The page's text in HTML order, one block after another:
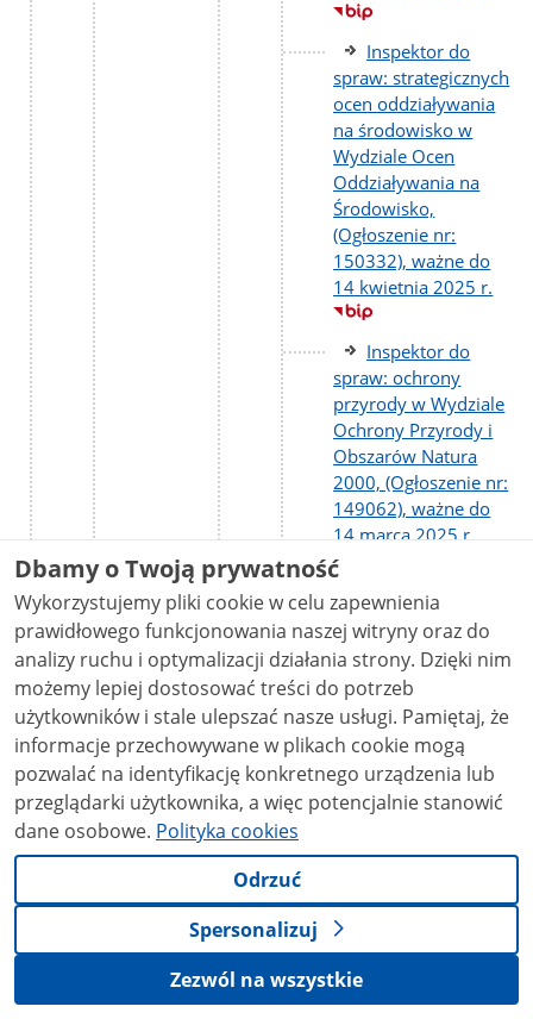
Inspektor do
spraw: strategicznych
ocen oddziaływania
na środowisko w
Wydziale Ocen
Oddziaływania na
Środowisko,
(Ogłoszenie nr:
150332), ważne do
14 kwietnia 2025 r.
Inspektor do
spraw: ochrony
przyrody w Wydziale
Ochrony Przyrody i
Obszarów Natura
2000, (Ogłoszenie nr:
149062), ważne do
14 marca 2025 r.
Główny
specjalista do spraw:
zarządzania
obszarami Natura
2000 w Wydziale
Ochrony Przyrody i
Obszarów Natura
2000, (ogłoszenie nr
147950), ważne do
Inspektor do
spraw: wydawania
opinii
środowiskowych w
Wydziale Ocen
Dbamy o Twoją prywatność
Wykorzystujemy pliki cookie w celu zapewnienia
prawidłowego funkcjonowania naszej witryny oraz do
analizy ruchu i optymalizacji działania strony. Dzięki nim
możemy lepiej dostosować treści do potrzeb
użytkowników i stale ulepszać nasze usługi. Pamiętaj, że
informacje przechowywane w plikach cookie mogą
pozwalać na identyfikację konkretnego urządzenia lub
przeglądarki użytkownika, a więc potencjalnie stanowić
dane osobowe. Polityka cookies
Odrzuć
Spersonalizuj
Zezwól na wszystkie